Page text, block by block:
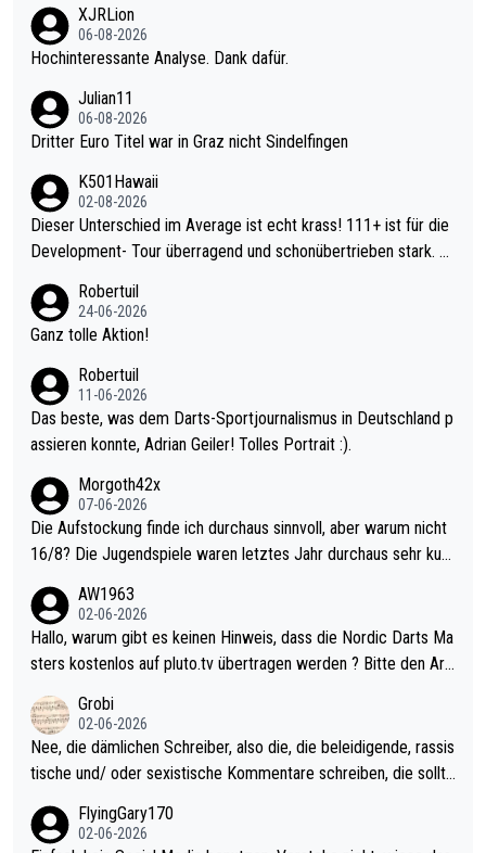
XJRLion
06-08-2026
Hochinteressante Analyse. Dank dafür.
Julian11
06-08-2026
Dritter Euro Titel war in Graz nicht Sindelfingen
K501Hawaii
02-08-2026
Dieser Unterschied im Average ist echt krass! 111+ ist für die
Development- Tour überragend und schonübertrieben stark. U
mal 40+ erst recht. Da gewinnst keinen Blumentopf - ist ja noc
h krasser wie ein Pokalspiel eines Kreisligisten vs einem Bund
Robertuil
24-06-2026
Ganz tolle Aktion!
Robertuil
11-06-2026
Das beste, was dem Darts-Sportjournalismus in Deutschland p
assieren konnte, Adrian Geiler! Tolles Portrait :).
Morgoth42x
07-06-2026
Die Aufstockung finde ich durchaus sinnvoll, aber warum nicht
16/8? Die Jugendspiele waren letztes Jahr durchaus sehr kurz
Allerdings ist Mitchell Lawrie als Nummer 1 der Welt eh qualifi
ziert. Somit ändert die automatische Qualifikation des Weltmei
sters erstmal nichts. Ich denke sie wollen damit für nächstes J
ohl wenig WDF Turniere spielen. Dies war bei Archie Self letzt
es Jahr der Fall. Er musste als amtierender Weltmeister durch
den Qualifier und ich glaube kaum, dass Mitchel sich das (in Ve
gas) antun würde, wenn er doch eigentlich die PDC-WM als Zi
el hat.
AW1963
02-06-2026
Hallo, warum gibt es keinen Hinweis, dass die Nordic Darts Ma
sters kostenlos auf pluto.tv übertragen werden ? Bitte den Arti
Grobi
02-06-2026
Nee, die dämlichen Schreiber, also die, die beleidigende, rassis
tische und/ oder sexistische Kommentare schreiben, die sollte
s Leben in den Griff kriegen. Nur eins wundert mich: Luke Little
FlyingGary170
02-06-2026